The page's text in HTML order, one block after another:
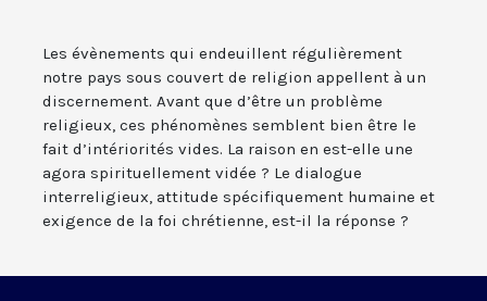
Les évènements qui endeuillent régulièrement
notre pays sous couvert de religion appellent à un
discernement. Avant que d’être un problème
religieux, ces phénomènes semblent bien être le
fait d’intériorités vides. La raison en est-elle une
agora spirituellement vidée ? Le dialogue
interreligieux, attitude spécifiquement humaine et
exigence de la foi chrétienne, est-il la réponse ?